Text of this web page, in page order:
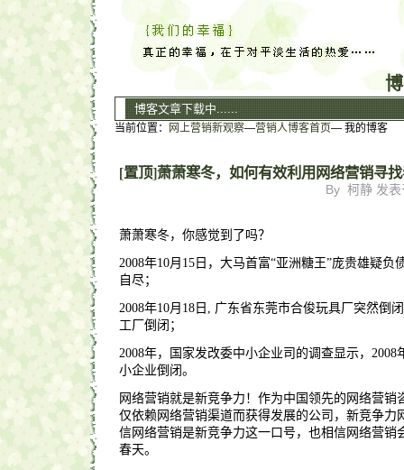
博客文章下载中......
当前位置： 网上营销新观察—营销人博客首页— 我的博客
[置顶]萧萧寒冬，如何有效利用网络营销寻
By 柯静 发
萧萧寒冬，你感觉到了吗？
2008年10月15日，大马首富“亚洲糖王”庞贵雄疑负
自尽；
2008年10月18日, 广东省东莞市合俊玩具厂突然倒
工厂倒闭；
2008年，国家发改委中小企业司的调查显示，2008
小企业倒闭。
网络营销就是新竞争力！作为中国领先的网络营销
仅依赖网络营销渠道而获得发展的公司，新竞争力
信网络营销是新竞争力这一口号，也相信网络营销
春天。